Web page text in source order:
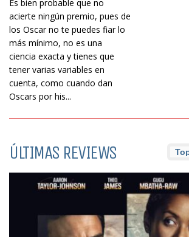
Es bien probable que no
acierte ningún premio, pues de
los Oscar no te puedes fiar lo
más mínimo, no es una
ciencia exacta y tienes que
tener varias variables en
cuenta, como cuando dan
Oscars por his...
ÚLTIMAS REVIEWS